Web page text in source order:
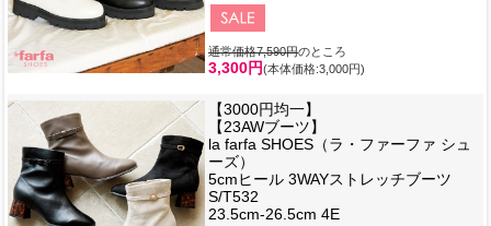
通常価格7,590円のところ
3,300円(本体価格:3,000円)
【3000円均一】
【23AWブーツ】
la farfa SHOES（ラ・ファーファ シュ
ーズ）
5cmヒール 3WAYストレッチブーツ
S/T532
23.5cm-26.5cm 4E